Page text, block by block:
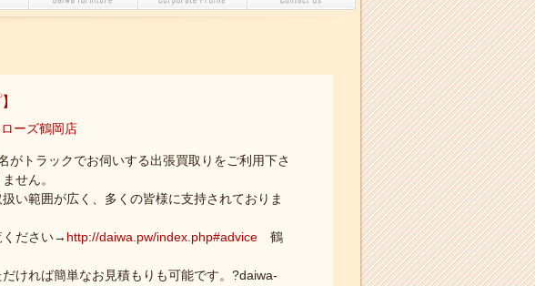
ーズ鶴岡店
がトラックでお伺いする出張買取りをご利用下さ
せん。
い範囲が広く、多くの皆様に支持されておりま
ください→ http://daiwa.pw/index.php#advice 鶴
ければ簡単なお見積もりも可能です。?daiwa-